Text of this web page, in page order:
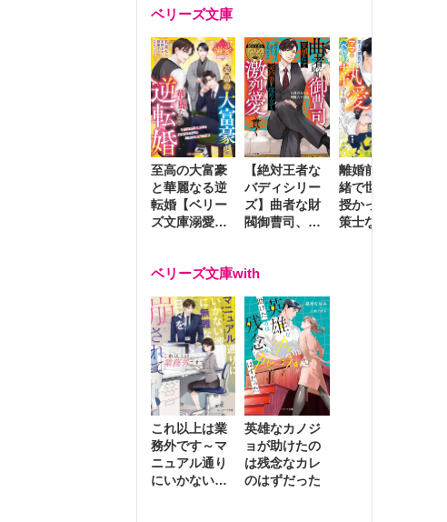
ベリーズ文庫
至高の大富豪
と華麗なる逆
転婚【ベリー
ズ文庫溺愛ア
【絶対王者な
バディシリー
ズ】曲者な財
閥御曹司、笑
激烈愛で貫く
離婚前夜に内
緒で世継ぎを
授かったら～
策士な御曹司
ベリーズ文庫with
これ以上は業
務外です～マ
ニュアル通り
にいかない彼
英雄なカノジ
ョが助けたの
は残念なカレ
のはずだった